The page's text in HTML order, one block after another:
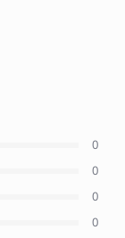
0
0
0
0